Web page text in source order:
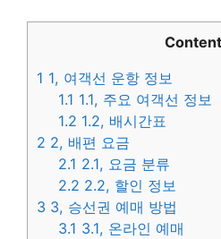
1 1, 여객선 운항 정보
1.1 1.1, 주요 여객선 정보
1.2 1.2, 배시간표
2 2, 배편 요금
2.1 2.1, 요금 분류
2.2 2.2, 할인 정보
3 3, 승선권 예매 방법
3.1 3.1, 온라인 예매